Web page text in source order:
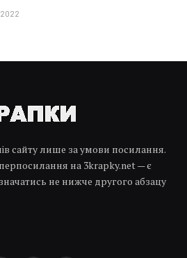
сайту лише за умови посилання.
на 3krapky.net — є
не нижче другого абзацу